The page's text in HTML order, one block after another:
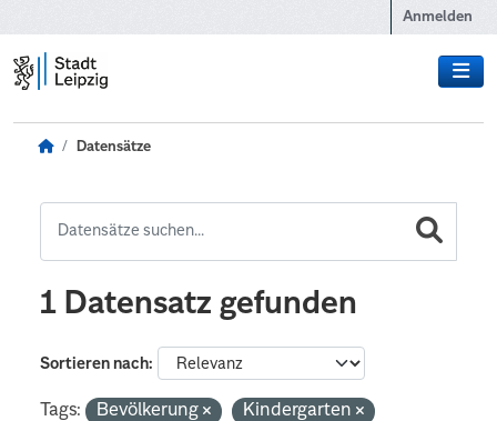
Anmelden
Datensätze
1 Datensatz gefunden
Sortieren nach
Tags: Bevölkerung
Kindergarten